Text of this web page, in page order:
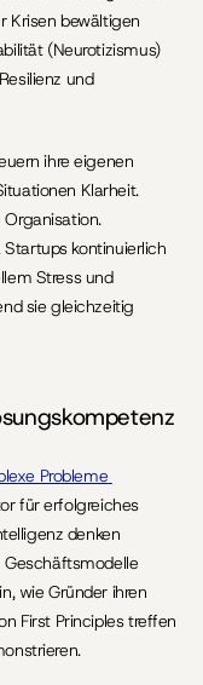
Krisen bewältigen
(Neurotizismus)
und
ihre eigenen
Klarheit.
kontinuierlich
Stress und
sie gleichzeitig
Probleme
für erfolgreiches
denken
Geschäftsmodelle
wie Gründer ihren
First Principles treffen